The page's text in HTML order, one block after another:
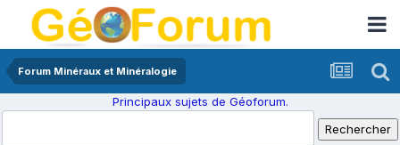
Forum Minéraux et Minéralogie
Principaux sujets de Géoforum.